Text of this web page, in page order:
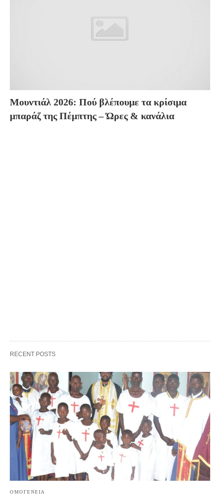
Μουντιάλ 2026: Πού βλέπουμε τα κρίσιμα
μπαράζ της Πέμπτης – Ώρες & κανάλια
RECENT POSTS
ΟΜΟΓΕΝΕΙΑ